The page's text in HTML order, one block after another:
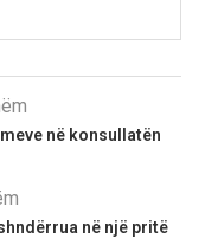
në konsullatën
në një pritë